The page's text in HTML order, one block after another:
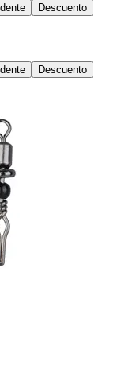
Descuento
Descuento